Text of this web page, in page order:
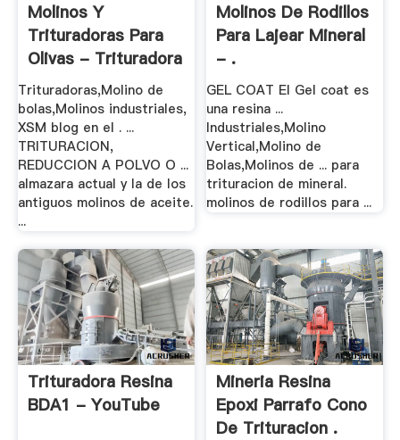
Molinos Y
Trituradoras Para
Olivas - Trituradora
De .
Trituradoras,Molino de
bolas,Molinos industriales,
XSM blog en el . ...
TRITURACION,
REDUCCION A POLVO O ...
almazara actual y la de los
antiguos molinos de aceite.
...
Molinos De Rodillos
Para Lajear Mineral
- .
GEL COAT El Gel coat es
una resina ...
Industriales,Molino
Vertical,Molino de
Bolas,Molinos de ... para
trituracion de mineral.
molinos de rodillos para ...
Trituradora Resina
BDA1 - YouTube
Mineria Resina
Epoxi Parrafo Cono
De Trituracion .